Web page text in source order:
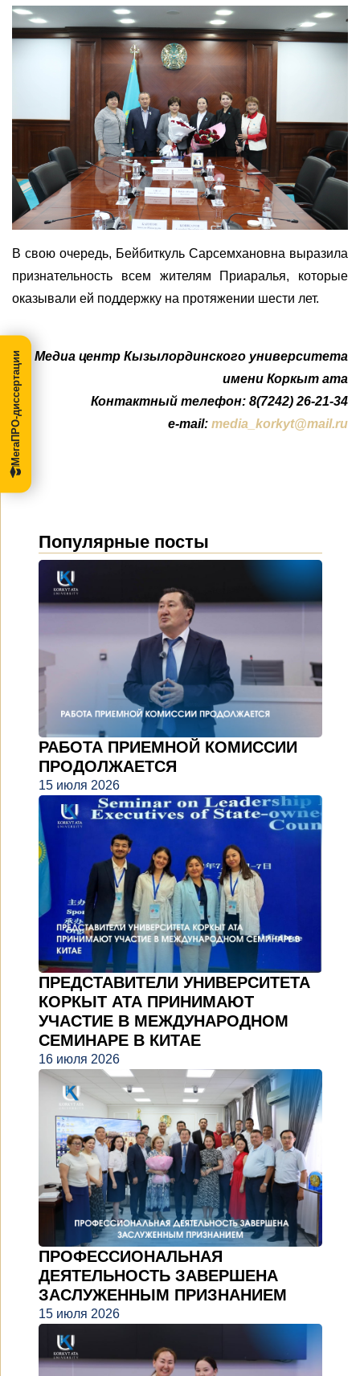
В свою очередь, Бейбиткуль Сарсемхановна выразила
признательность всем жителям Приаралья, которые
оказывали ей поддержку на протяжении шести лет.
Медиа центр Кызылординского университета
имени Коркыт ата
Контактный телефон: 8(7242) 26-21-34
e-mail: media_korkyt@mail.ru
Популярные посты
РАБОТА ПРИЕМНОЙ КОМИССИИ
ПРОДОЛЖАЕТСЯ
15 июля 2026
ПРЕДСТАВИТЕЛИ УНИВЕРСИТЕТА
КОРКЫТ АТА ПРИНИМАЮТ
УЧАСТИЕ В МЕЖДУНАРОДНОМ
СЕМИНАРЕ В КИТАЕ
16 июля 2026
ПРОФЕССИОНАЛЬНАЯ
ДЕЯТЕЛЬНОСТЬ ЗАВЕРШЕНА
ЗАСЛУЖЕННЫМ ПРИЗНАНИЕМ
15 июля 2026
МегаПРО-диссертации